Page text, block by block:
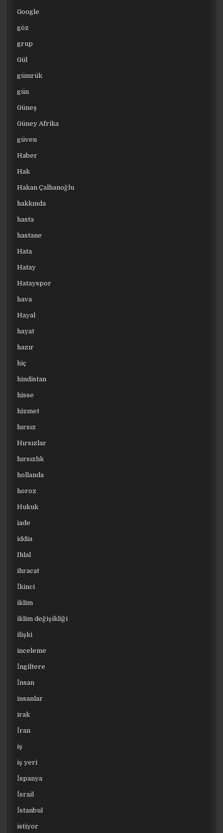
Google
göz
grup
Gül
gümrük
gün
Güneş
Güney Afrika
güven
Haber
Hak
Hakan Çalhanoğlu
hakkında
hasta
hastane
Hata
Hatay
Hatayspor
hava
Hayal
hayat
hazır
hiç
hindistan
hisse
hizmet
hırsız
Hırsızlar
hırsızlık
hollanda
horoz
Hukuk
iade
iddia
Ihlal
ihracat
İkinci
iklim
iklim değişikliği
ilişki
inceleme
İngiltere
İnsan
insanlar
irak
İran
iş
iş yeri
İspanya
İsrail
İstanbul
istiyor